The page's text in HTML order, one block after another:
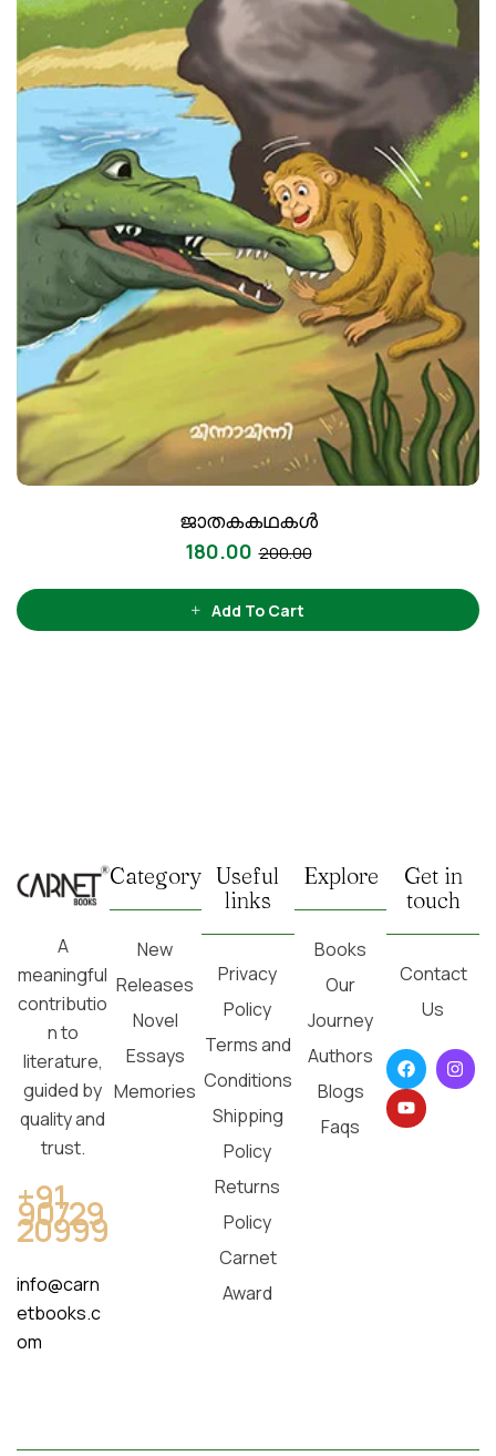
ജാതകകഥകൾ
200.00
180.00
Add To Cart
A
meaningful
contributio
n to
literature,
guided by
quality and
trust.
+91
90729
20999
info@carn
etbooks.c
om
Category
New
Releases
Novel
Essays
Memories
Useful
links
Privacy
Policy
Terms and
Conditions
Shipping
Policy
Returns
Policy
Carnet
Award
Explore
Books
Our
Journey
Authors
Blogs
Faqs
Get in
touch
Contact
Us